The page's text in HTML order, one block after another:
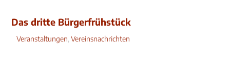
Das dritte Bürgerfrühstück
Veranstaltungen,Vereinsnachrichten